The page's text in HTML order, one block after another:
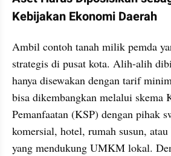
Kebijakan Ekonomi Daerah
Ambil contoh tanah milik pemda
strategis di pusat kota. Alih-alih
hanya disewakan dengan tarif
bisa dikembangkan melalui skema
Pemanfaatan (KSP) dengan pihak
komersial, hotel, rumah susun, atau
yang mendukung UMKM lokal.